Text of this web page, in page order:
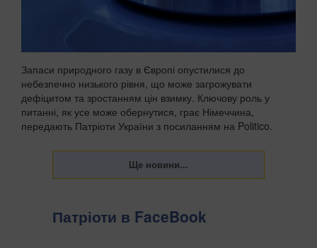
Запаси природного газу в Європі опустилися до
небезпечно низького рівня, що може загрожувати
дефіцитом та зростанням цін взимку. Ключову роль у
питанні, як усе може обернутися, грає Німеччина,
передають Патріоти України з посиланням на Politico.
Патріоти в FaceBook